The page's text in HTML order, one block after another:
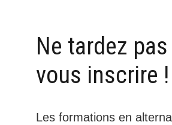
Ne tardez pas
vous inscrire !
Les formations en